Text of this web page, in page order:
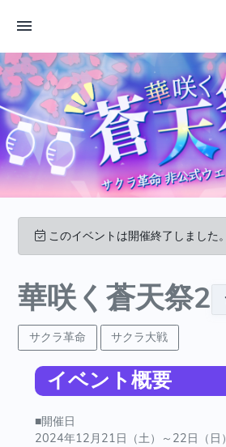
このイベントは開催終了しました。
華咲く蒼天祭2
サクラ革命 サクラ大戦
イベント概要
■開催日
2024年12月21日（土）～22日（日）